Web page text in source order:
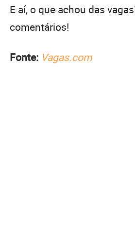
E aí, o que achou das
comentários!
Fonte: Vagas.com